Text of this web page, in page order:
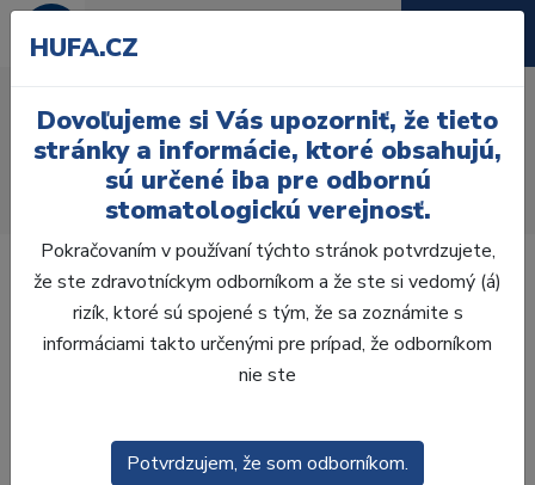
D39, A4
Zuby
AcryRock
AcryRock 1x28 S53-I53-D39, A4
HUFA.CZ
Dovoľujeme si Vás upozorniť, že tieto
stránky a informácie, ktoré obsahujú,
sú určené iba pre odbornú
stomatologickú verejnosť.
Pokračovaním v používaní týchto stránok potvrdzujete,
že ste zdravotníckym odborníkom a že ste si vedomý (á)
rizík, ktoré sú spojené s tým, že sa zoznámite s
informáciami takto určenými pre prípad, že odborníkom
nie ste
Potvrdzujem, že som odborníkom.